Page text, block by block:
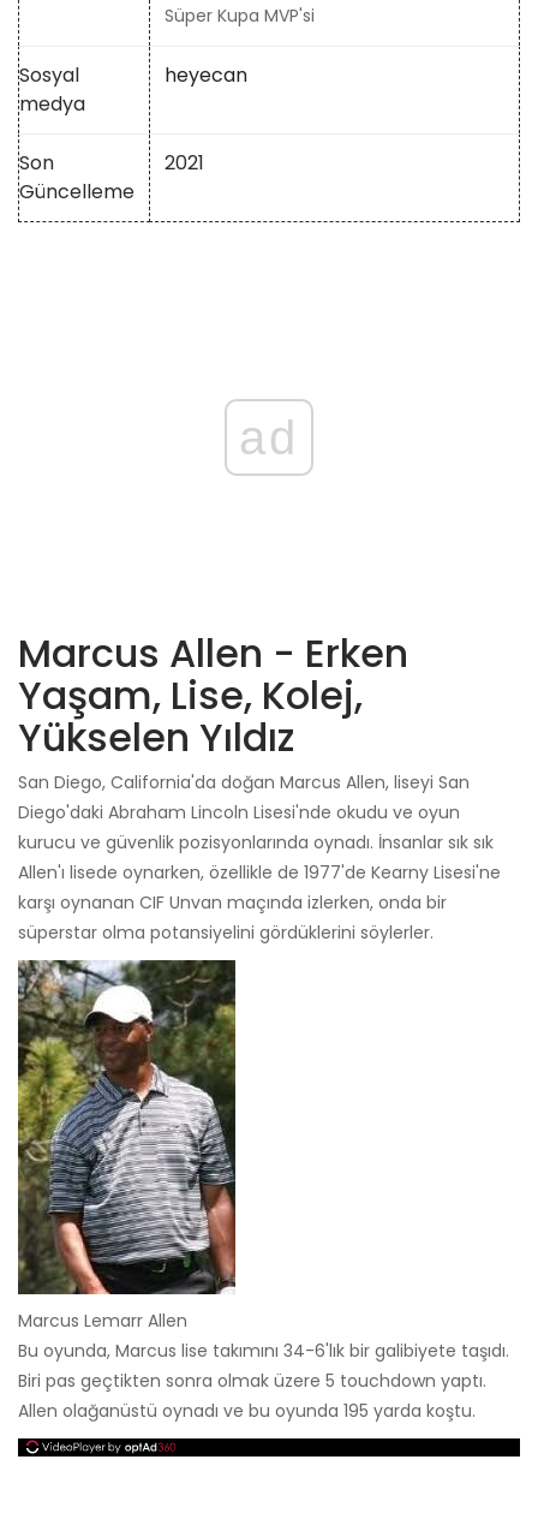
Süper Kupa MVP'si
Sosyal
medya
heyecan
Son
Güncelleme
2021
ad
Marcus Allen - Erken
Yaşam, Lise, Kolej,
Yükselen Yıldız
San Diego, California'da doğan Marcus Allen, liseyi San
Diego'daki Abraham Lincoln Lisesi'nde okudu ve oyun
kurucu ve güvenlik pozisyonlarında oynadı. İnsanlar sık ​​sık
Allen'ı lisede oynarken, özellikle de 1977'de Kearny Lisesi'ne
karşı oynanan CIF Unvan maçında izlerken, onda bir
süperstar olma potansiyelini gördüklerini söylerler.
Marcus Lemarr Allen
Bu oyunda, Marcus lise takımını 34-6'lık bir galibiyete taşıdı.
Biri pas geçtikten sonra olmak üzere 5 touchdown yaptı.
Allen olağanüstü oynadı ve bu oyunda 195 yarda koştu.